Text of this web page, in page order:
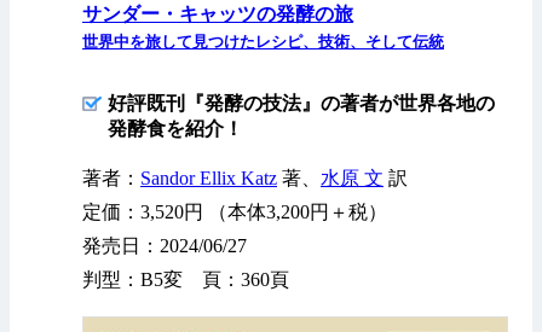
サンダー・キャッツの発酵の旅
世界中を旅して見つけたレシピ、技術、そして伝統
好評既刊『発酵の技法』の著者が世界各地の
発酵食を紹介！
著者： Sandor Ellix Katz 著、 水原 文 訳
定価：3,520円 （本体3,200円＋税）
発売日：2024/06/27
判型：B5変 頁：360頁